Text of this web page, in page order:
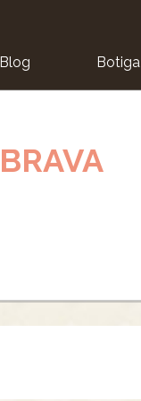
Blog Botiga